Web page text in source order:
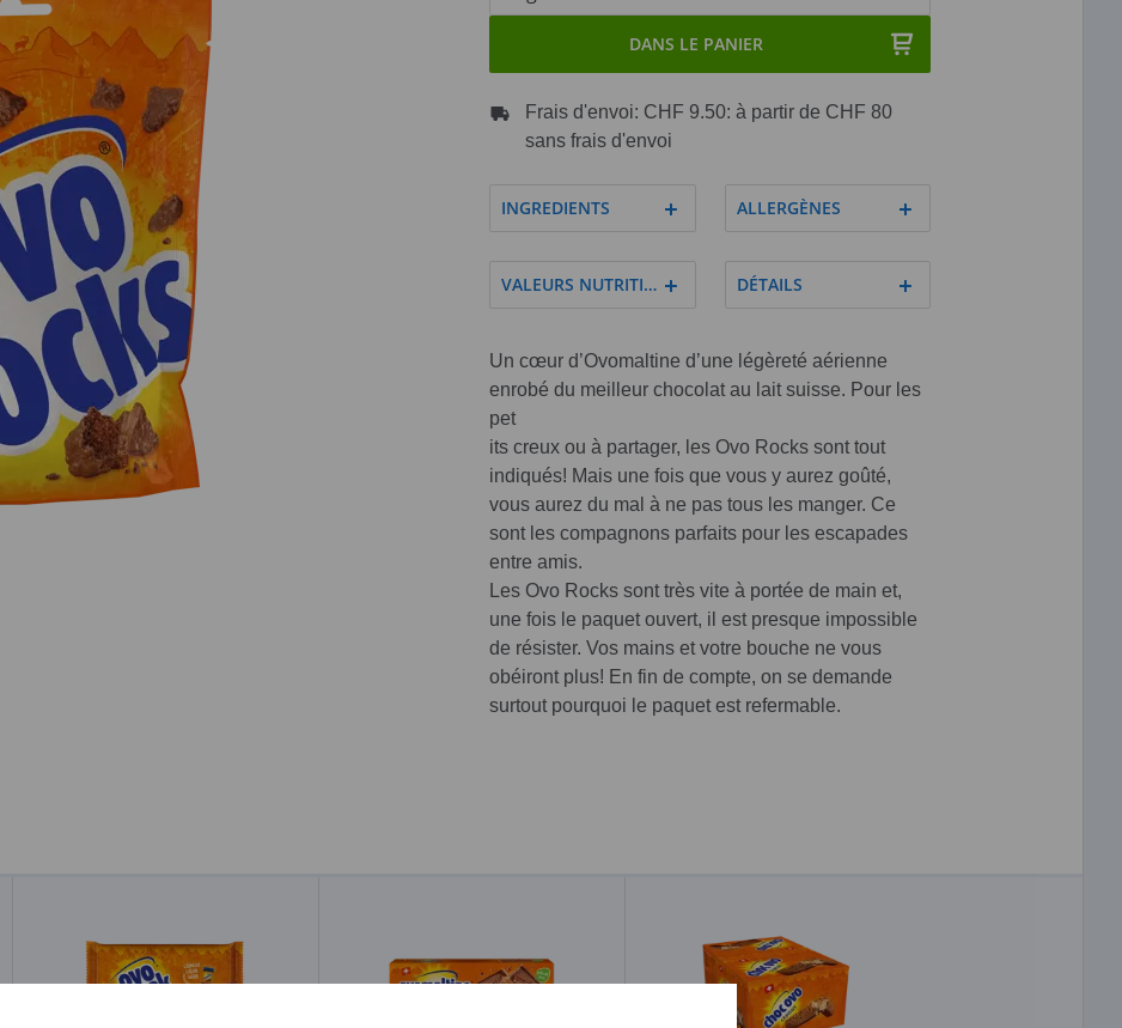
DANS LE PANIER
Frais d'envoi: CHF 9.50: à partir de CHF 80
sans frais d'envoi
INGREDIENTS ALLERGÈNES
VALEURS NUTRITIVES DÉTAILS
Un cœur d’Ovomaltine d’une légèreté aérienne
enrobé du meilleur chocolat au lait suisse. Pour les
pet
its creux ou à partager, les Ovo Rocks sont tout
indiqués! Mais une fois que vous y aurez goûté,
vous aurez du mal à ne pas tous les manger. Ce
sont les compagnons parfaits pour les escapades
entre amis.
Les Ovo Rocks sont très vite à portée de main et,
une fois le paquet ouvert, il est presque impossible
de résister. Vos mains et votre bouche ne vous
obéiront plus! En fin de compte, on se demande
surtout pourquoi le paquet est refermable.